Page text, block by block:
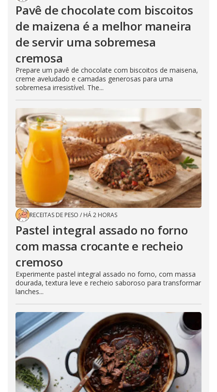
Pavê de chocolate com biscoitos
de maizena é a melhor maneira
de servir uma sobremesa
cremosa
Prepare um pavê de chocolate com biscoitos de maisena,
creme aveludado e camadas generosas para uma
sobremesa irresistível. The...
RECEITAS DE PESO / HÁ 2 HORAS
Pastel integral assado no forno
com massa crocante e recheio
cremoso
Experimente pastel integral assado no forno, com massa
dourada, textura leve e recheio saboroso para transformar
lanches...